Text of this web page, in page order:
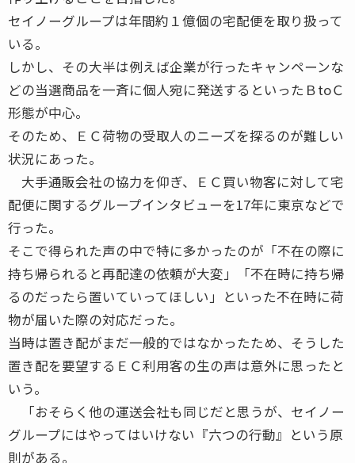
セイノーグループは年間約１億個の宅配便を取り扱って
いる。
しかし、その大半は例えば企業が行ったキャンペーンな
どの当選商品を一斉に個人宛に発送するといったＢtoＣ
形態が中心。
そのため、ＥＣ荷物の受取人のニーズを探るのが難しい
状況にあった。
大手通販会社の協力を仰ぎ、ＥＣ買い物客に対して宅
配便に関するグループインタビューを17年に東京などで
行った。
そこで得られた声の中で特に多かったのが「不在の際に
持ち帰られると再配達の依頼が大変」「不在時に持ち帰
るのだったら置いていってほしい」といった不在時に荷
物が届いた際の対応だった。
当時は置き配がまだ一般的ではなかったため、そうした
置き配を要望するＥＣ利用客の生の声は意外に思ったと
いう。
「おそらく他の運送会社も同じだと思うが、セイノー
グループにはやってはいけない『六つの行動』という原
則がある。